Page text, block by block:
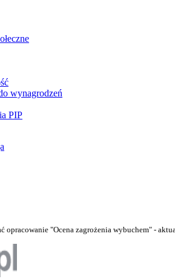
wynagrodzeń
PIP
opracowanie "Ocena zagrożenia wybuchem" -